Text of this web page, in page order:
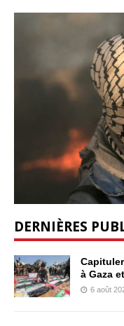
DERNIÈRES
à Gaza
6 août